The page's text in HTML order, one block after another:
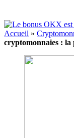
Accueil »
cryptomonnaies : la